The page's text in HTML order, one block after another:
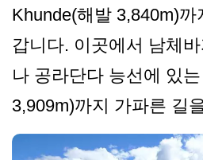
Khunde(해발 3,840m)
갑니다. 이곳에서 남체
나 공라단다 능선에 있
3,909m)까지 가파른 길